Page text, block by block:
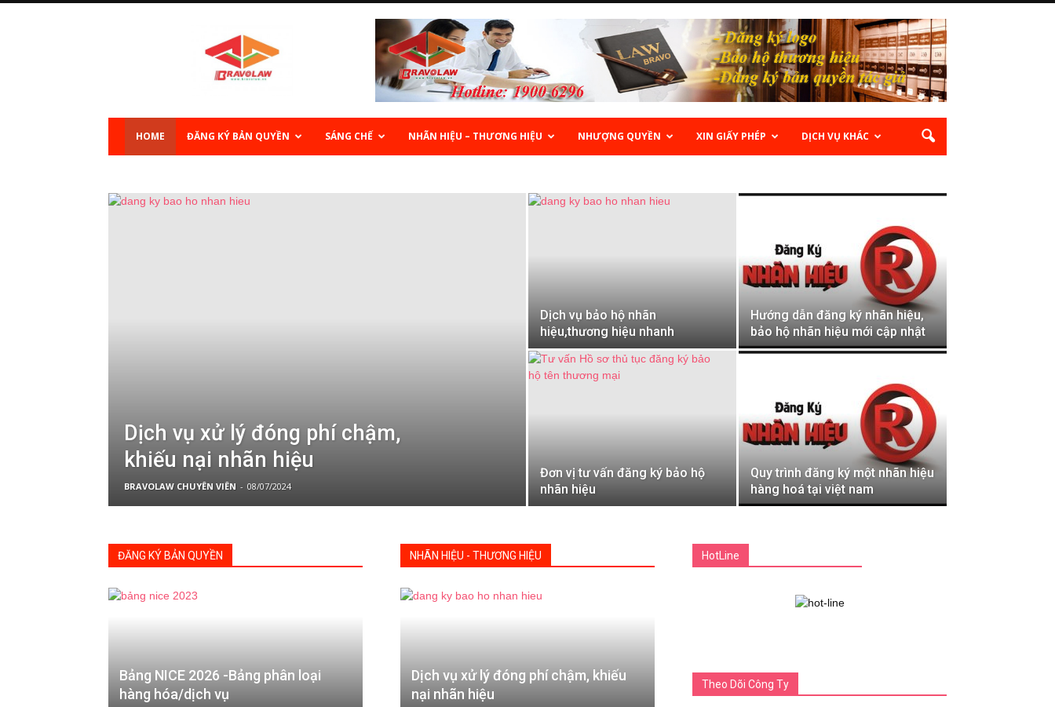
HOME ĐĂNG KÝ BẢN QUYỀN SÁNG CHẾ NHÃN HIỆU – THƯƠNG HIỆU NHƯỢNG QUYỀN XIN GIẤY PHÉP DỊCH VỤ KHÁC
Dịch vụ xử lý đóng phí chậm,
khiếu nại nhãn hiệu
BRAVOLAW CHUYÊN VIÊN - 08/07/2024
Dịch vụ bảo hộ nhãn
hiệu,thương hiệu nhanh
Hướng dẫn đăng ký nhãn hiệu,
bảo hộ nhãn hiệu mới cập nhật
Đơn vị tư vấn đăng ký bảo hộ
nhãn hiệu
Quy trình đăng ký một nhãn hiệu
hàng hoá tại việt nam
ĐĂNG KÝ BẢN QUYỀN
Bảng NICE 2026 -Bảng phân loại
hàng hóa/dịch vụ
NHÃN HIỆU - THƯƠNG HIỆU
Dịch vụ xử lý đóng phí chậm, khiếu
nại nhãn hiệu
HotLine
Theo Dõi Công Ty